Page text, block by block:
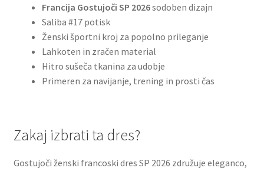
Francija Gostujoči SP 2026sodoben dizajn
Saliba #17 potisk
Ženski športni kroj za popolno prileganje
Lahkoten in zračen material
Hitro sušeča tkanina za udobje
Primeren za navijanje, trening in prosti čas
Zakaj izbrati ta dres?
Gostujoči ženski francoski dres SP 2026 združuje eleganco,